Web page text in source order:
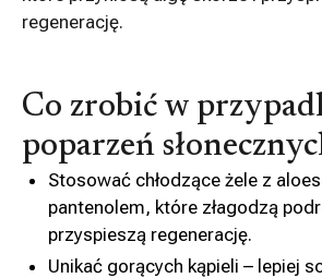
regenerację.
Co zrobić w
poparzeń
Stosować chłodzące żele z
pantenolem, które złagodzą
przyspieszą regenerację.
Unikać gorących kąpieli – lepiej